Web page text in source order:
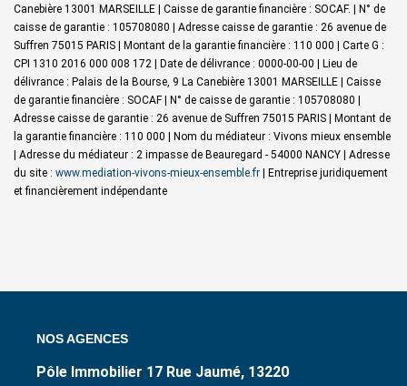
Canebière 13001 MARSEILLE | Caisse de garantie financière : SOCAF. | N° de
caisse de garantie : 105708080 | Adresse caisse de garantie : 26 avenue de
Suffren 75015 PARIS | Montant de la garantie financière : 110 000 | Carte G :
CPI 1310 2016 000 008 172 | Date de délivrance : 0000-00-00 | Lieu de
délivrance : Palais de la Bourse, 9 La Canebière 13001 MARSEILLE | Caisse
de garantie financière : SOCAF | N° de caisse de garantie : 105708080 |
Adresse caisse de garantie : 26 avenue de Suffren 75015 PARIS | Montant de
la garantie financière : 110 000 | Nom du médiateur : Vivons mieux ensemble
| Adresse du médiateur : 2 impasse de Beauregard - 54000 NANCY | Adresse
du site : www.mediation-vivons-mieux-ensemble.fr | Entreprise juridiquement
et financièrement indépendante
NOS AGENCES
Pôle Immobilier 17 Rue Jaumé, 13220